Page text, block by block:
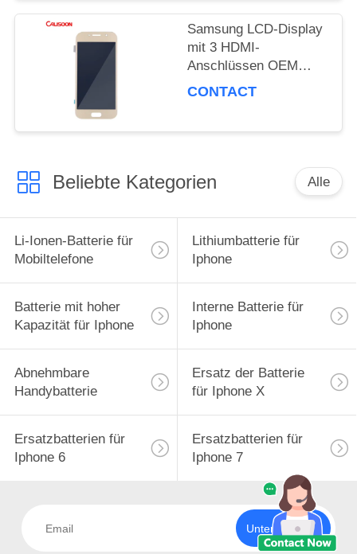
Samsung LCD-Display
mit 3 HDMI-
Anschlüssen OEM
ODM
CONTACT
Beliebte Kategorien Alle
Li-Ionen-Batterie für
Mobiltelefone
Lithiumbatterie für
Iphone
Batterie mit hoher
Kapazität für Iphone
Interne Batterie für
Iphone
Abnehmbare
Handybatterie
Ersatz der Batterie
für Iphone X
Ersatzbatterien für
Iphone 6
Ersatzbatterien für
Iphone 7
Unterzeichnen